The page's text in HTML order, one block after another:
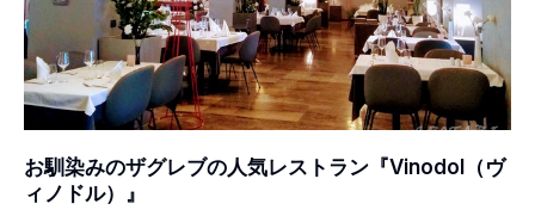
お馴染みのザグレブの人気レストラン『Vinodol（ヴ
ィノドル）』